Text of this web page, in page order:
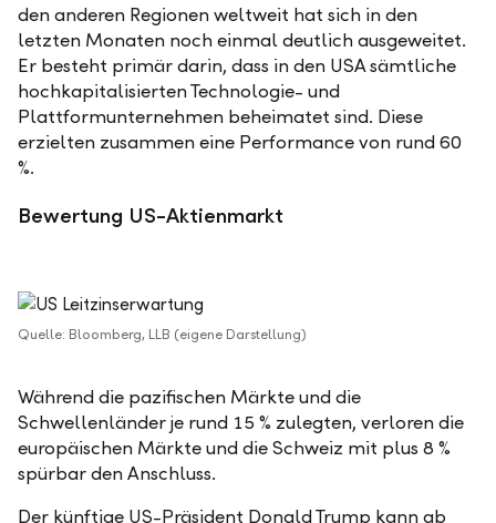
den anderen Regionen weltweit hat sich in den
letzten Monaten noch einmal deutlich ausgeweitet.
Er besteht primär darin, dass in den USA sämtliche
hochkapitalisierten Technologie- und
Plattformunternehmen beheimatet sind. Diese
erzielten zusammen eine Performance von rund 60
%.
Bewertung US-Aktienmarkt
Quelle: Bloomberg, LLB (eigene Darstellung)
Während die pazifischen Märkte und die
Schwellenländer je rund 15 % zulegten, verloren die
europäischen Märkte und die Schweiz mit plus 8 %
spürbar den Anschluss.
Der künftige US-Präsident Donald Trump kann ab